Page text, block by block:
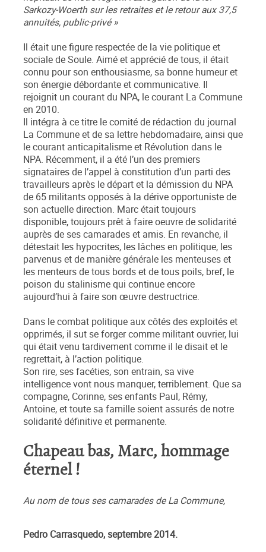
Sarkozy-Woerth sur les retraites et le retour aux 37,5
annuités, public-privé »
Il était une figure respectée de la vie politique et
sociale de Soule. Aimé et apprécié de tous, il était
connu pour son enthousiasme, sa bonne humeur et
son énergie débordante et communicative. Il
rejoignit un courant du NPA, le courant La Commune
en 2010.
Il intégra à ce titre le comité de rédaction du journal
La Commune et de sa lettre hebdomadaire, ainsi que
le courant anticapitalisme et Révolution dans le
NPA. Récemment, il a été l’un des premiers
signataires de l’appel à constitution d’un parti des
travailleurs après le départ et la démission du NPA
de 65 militants opposés à la dérive opportuniste de
son actuelle direction. Marc était toujours
disponible, toujours prêt à faire oeuvre de solidarité
auprès de ses camarades et amis. En revanche, il
détestait les hypocrites, les lâches en politique, les
parvenus et de manière générale les menteuses et
les menteurs de tous bords et de tous poils, bref, le
poison du stalinisme qui continue encore
aujourd’hui à faire son œuvre destructrice.
Dans le combat politique aux côtés des exploités et
opprimés, il sut se forger comme militant ouvrier, lui
qui était venu tardivement comme il le disait et le
regrettait, à l’action politique.
Son rire, ses facéties, son entrain, sa vive
intelligence vont nous manquer, terriblement. Que sa
compagne, Corinne, ses enfants Paul, Rémy,
Antoine, et toute sa famille soient assurés de notre
solidarité définitive et permanente.
Chapeau bas, Marc, hommage
éternel !
Au nom de tous ses camarades de La Commune,
Pedro Carrasquedo, septembre 2014.